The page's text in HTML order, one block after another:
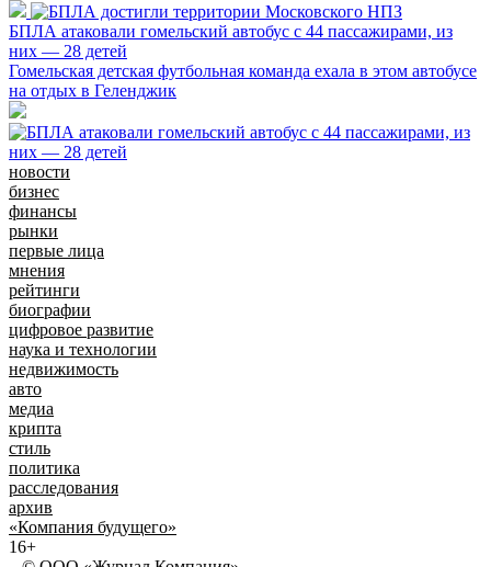
БПЛА атаковали гомельский автобус с 44 пассажирами, из
них — 28 детей
Гомельская детская футбольная команда ехала в этом автобусе
на отдых в Геленджик
новости
бизнес
финансы
рынки
первые лица
мнения
рейтинги
биографии
цифровое развитие
наука и технологии
недвижимость
авто
медиа
крипта
стиль
политика
расследования
архив
«Компания будущего»
16+